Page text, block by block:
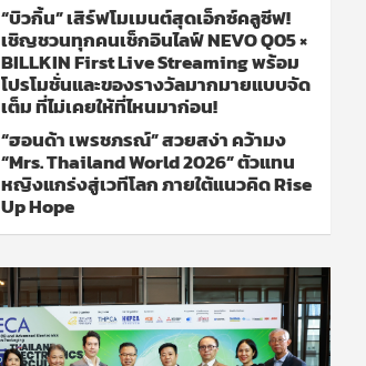
“บิวกิ้น” เสิร์ฟโมเมนต์สุดเอ็กซ์คลูซีฟ!
เชิญชวนทุกคนเช็กอินไลฟ์ NEVO Q05 ×
BILLKIN First Live Streaming พร้อม
โปรโมชั่นและของรางวัลมากมายแบบจัด
เต็ม ที่ไม่เคยให้ที่ไหนมาก่อน!
“ฮอนด้า เพรชภรณ์” สวยสง่า คว้ามง
“Mrs. Thailand World 2026” ตัวแทน
หญิงแกร่งสู่เวทีโลก ภายใต้แนวคิด Rise
Up Hope